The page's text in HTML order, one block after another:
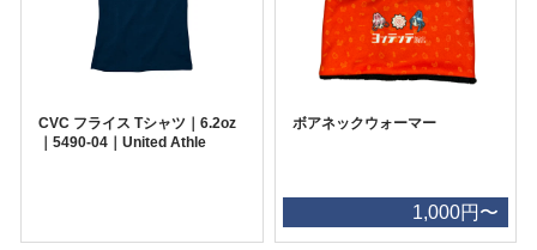
CVC フライス Tシャツ｜6.2oz
｜5490-04｜United Athle
ボアネックウォーマー
1,000円〜